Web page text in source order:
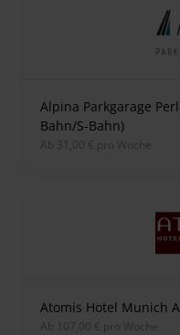
Alpina Parkgarage
Bahn/S-Bahn)
ab 31,00 € pro Woche
Atomis Hotel Munich
ab 107,00 € pro Woche